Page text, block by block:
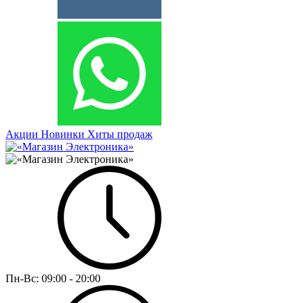
Акции Новинки Хиты продаж
Пн-Вс: 09:00 - 20:00